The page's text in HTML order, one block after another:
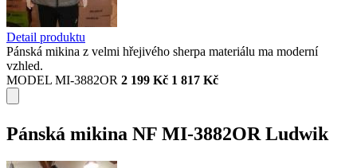
Detail produktu
Pánská mikina z velmi hřejivého sherpa materiálu ma moderní
vzhled.
MODEL MI-3882OR 2 199 Kč 1 817 Kč
Pánská mikina NF MI-3882OR Ludwik